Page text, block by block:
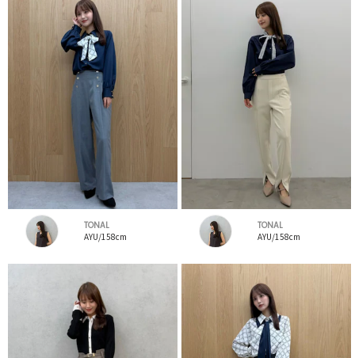
TONAL
AYU/158cm
TONAL
AYU/158cm